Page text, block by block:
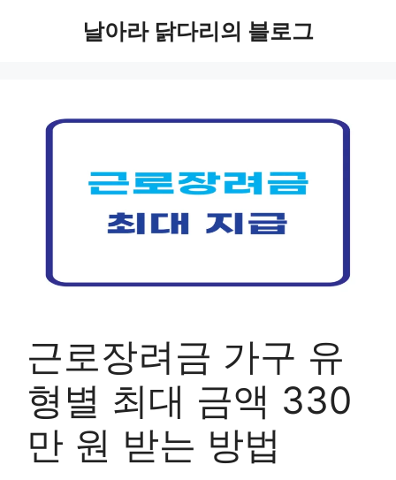
날아라 닭다리의 블로그
근로장려금 가구 유
형별 최대 금액 330
만 원 받는 방법